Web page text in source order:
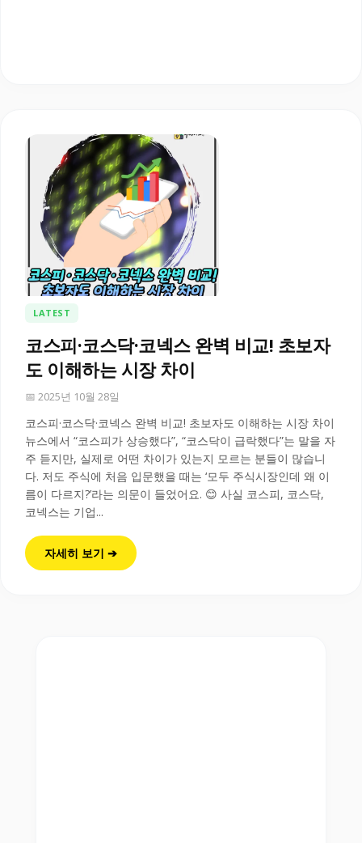
LATEST
코스피·코스닥·코넥스 완벽 비교! 초보자
도 이해하는 시장 차이
📅 2025년 10월 28일
코스피·코스닥·코넥스 완벽 비교! 초보자도 이해하는 시장 차이
뉴스에서 “코스피가 상승했다”, “코스닥이 급락했다”는 말을 자
주 듣지만, 실제로 어떤 차이가 있는지 모르는 분들이 많습니
다. 저도 주식에 처음 입문했을 때는 ‘모두 주식시장인데 왜 이
름이 다르지?’라는 의문이 들었어요. 😊 사실 코스피, 코스닥,
코넥스는 기업...
자세히 보기 ➔